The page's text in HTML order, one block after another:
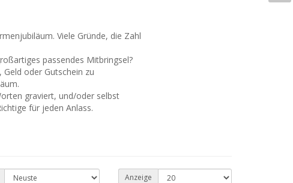
Viele Gründe, die Zahl
passendes Mitbringsel?
oder Gutschein zu
graviert, und/oder selbst
für jeden Anlass.
Anzeige